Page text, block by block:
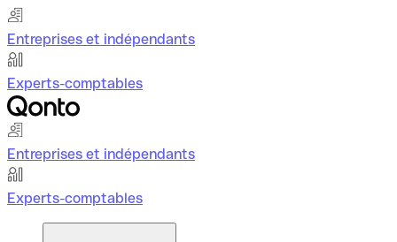
Entreprises et indépendants
Experts-comptables
Entreprises et indépendants
Experts-comptables